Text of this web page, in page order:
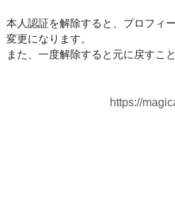
本人認証を解除すると、プロフィ
変更になります。
また、一度解除すると元に戻すこ
https://